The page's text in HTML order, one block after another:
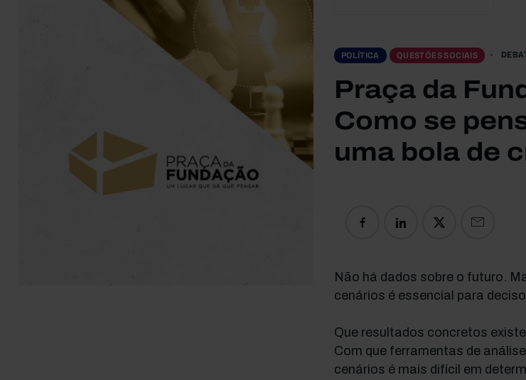
POLÍTICA QUESTÕES SOCIAIS
Praça da
Como se
uma bola de
Não há dados sobre o futuro.
cenários é essencial para
Que resultados concretos
Com que ferramentas de
cenários é mais difícil em